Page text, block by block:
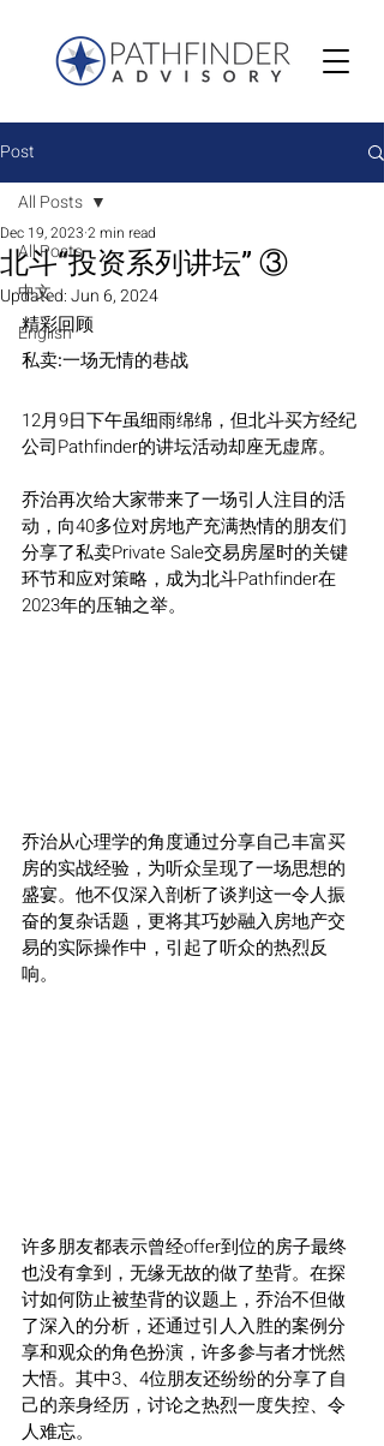
Post
All Posts
中文
English
All Posts
北斗“投资系列讲坛” ③
Dec 19, 2023 2 min read
Updated:Jun 6, 2024
精彩回顾
私卖:一场无情的巷战
12月9日下午虽细雨绵绵，但北斗买方经纪
公司Pathfinder的讲坛活动却座无虚席。
乔治再次给大家带来了一场引人注目的活
动，向40多位对房地产充满热情的朋友们
分享了私卖Private Sale交易房屋时的关键
环节和应对策略，成为北斗Pathfinder在
2023年的压轴之举。
乔治从心理学的角度通过分享自己丰富买
房的实战经验，为听众呈现了一场思想的
盛宴。他不仅深入剖析了谈判这一令人振
奋的复杂话题，更将其巧妙融入房地产交
易的实际操作中，引起了听众的热烈反
响。
许多朋友都表示曾经offer到位的房子最终
也没有拿到，无缘无故的做了垫背。在探
讨如何防止被垫背的议题上，乔治不但做
了深入的分析，还通过引人入胜的案例分
享和观众的角色扮演，许多参与者才恍然
大悟。其中3、4位朋友还纷纷的分享了自
己的亲身经历，讨论之热烈一度失控、令
人难忘。